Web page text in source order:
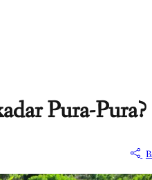
Pura-Pura?